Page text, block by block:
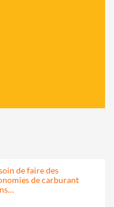
de faire des
de carburant